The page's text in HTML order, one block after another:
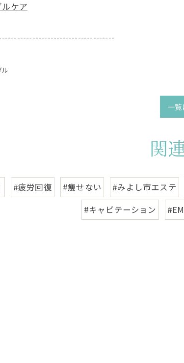
ケア
ル
一覧
関
#疲労回復 #痩せない #みよし市エステ
#キャビテーション